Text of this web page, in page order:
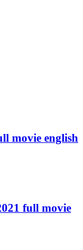
movie english
full movie